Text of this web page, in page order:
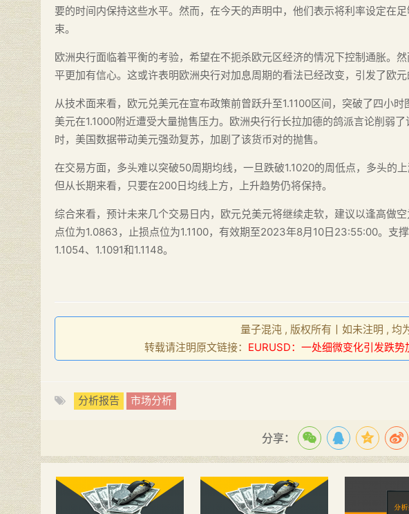
要的时间内保持这些水平。然而，在今天的声明中，他们表示将利率设定在
束。
欧洲央行面临着平衡的考验，希望在不扼杀欧元区经济的情况下控制通胀。
平更加有信心。这或许表明欧洲央行对加息周期的看法已经改变，引发了欧元
从技术面来看，欧元兑美元在宣布政策前曾跃升至1.1100区间，突破了四小
美元在1.1000附近遭受大量抛售压力。欧洲央行行长拉加德的鸽派言论削弱
时，美国数据带动美元强劲复苏，加剧了该货币对的抛售。
在交易方面，多头难以突破50周期均线，一旦跌破1.1020的周低点，多头的
但从长期来看，只要在200日均线上方，上升趋势仍将保持。
综合来看，预计未来几个交易日内，欧元兑美元将继续走软，建议以逢高做
点位为1.0863，止损点位为1.1100，有效期至2023年8月10日23:55:00。支
1.1054、1.1091和1.1148。
量子混沌 , 版权所有丨如未注明 , 均
转载请注明原文链接： EURUSD：一处细微变化引发跌势
分析报告 市场分析
分享：